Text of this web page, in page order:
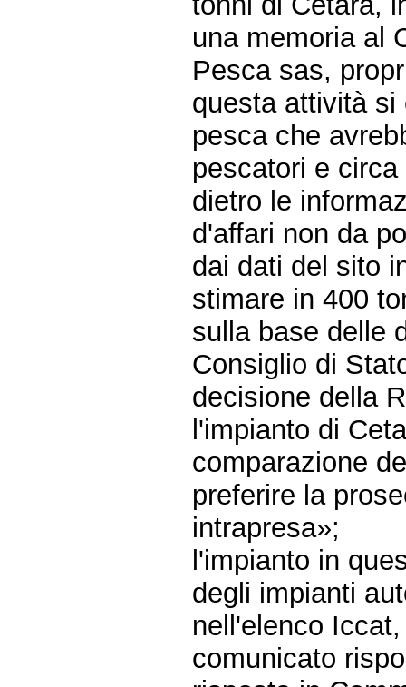
una memoria al
Pesca sas,
questa attività
pesca che
pescatori e
dietro le
d'affari non da
dai dati del sito
stimare in 400
sulla base delle
Consiglio di
decisione della
l'impianto di
comparazione
preferire la
intrapresa»;
l'impianto in
degli impianti
nell'elenco
comunicato